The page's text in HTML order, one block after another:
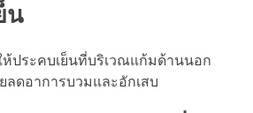
น
ประคบเย็นที่บริเวณแก้มด้านนอก
ลดอาการบวมและอักเสบ